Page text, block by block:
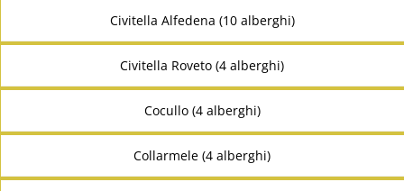
Civitella Alfedena (10 alberghi)
Civitella Roveto (4 alberghi)
Cocullo (4 alberghi)
Collarmele (4 alberghi)